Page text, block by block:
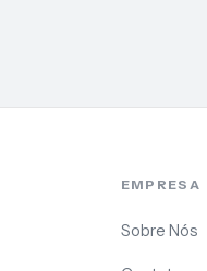
EMPRESA
Sobre Nós